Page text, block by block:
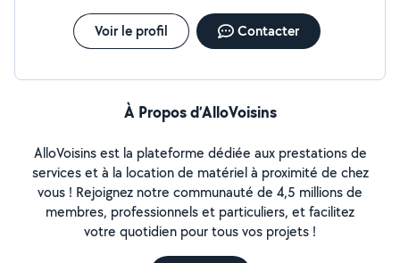
Voir le profil Contacter
À Propos d’AlloVoisins
AlloVoisins est la plateforme dédiée aux prestations de
services et à la location de matériel à proximité de chez
vous ! Rejoignez notre communauté de 4,5 millions de
membres, professionnels et particuliers, et facilitez
votre quotidien pour tous vos projets !